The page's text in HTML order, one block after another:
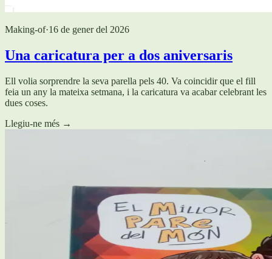
Making-of·16 de gener del 2026
Una caricatura per a dos aniversaris
Ell volia sorprendre la seva parella pels 40. Va coincidir que el fill
feia un any la mateixa setmana, i la caricatura va acabar celebrant les
dues coses.
Llegiu-ne més →